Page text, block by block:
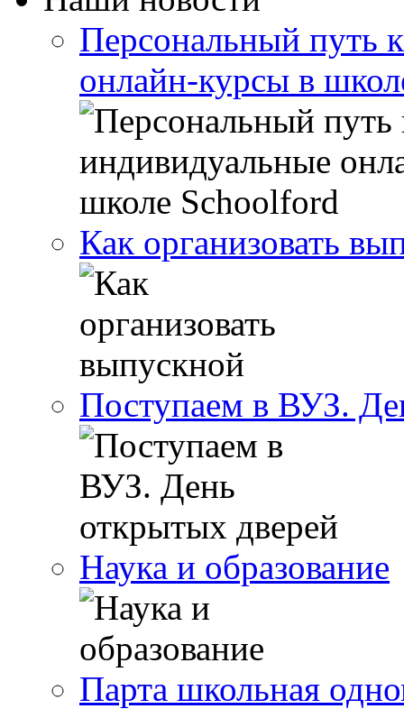
Персональный путь
онлайн-курсы в
Как организовать
Поступаем в ВУЗ.
Наука и образование
Парта школьная